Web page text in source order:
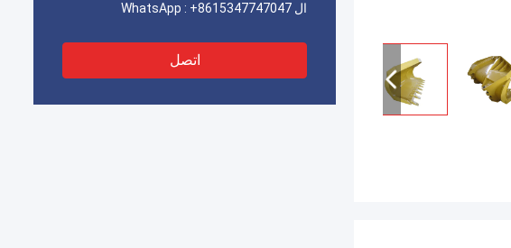
ال WhatsApp : +8615347747047
اتصل